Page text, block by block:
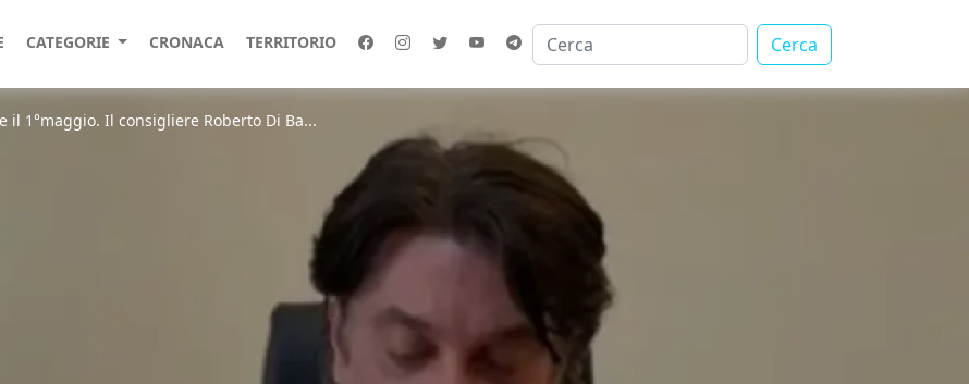
CATEGORIE CRONACA TERRITORIO Cerca
il 1°maggio. Il consigliere Roberto Di Ba...